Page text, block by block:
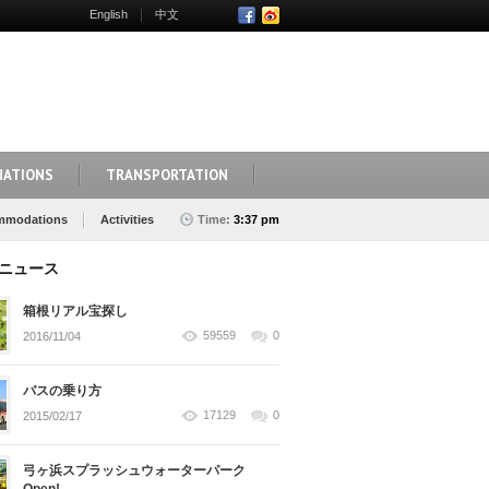
English 中文
TRANSPORTATION
Activities Time: 3:37 pm
ュース
箱根リアル宝探し
2016/11/04 59559 0
バスの乗り方
2015/02/17 17129 0
弓ヶ浜スプラッシュウォーターパーク